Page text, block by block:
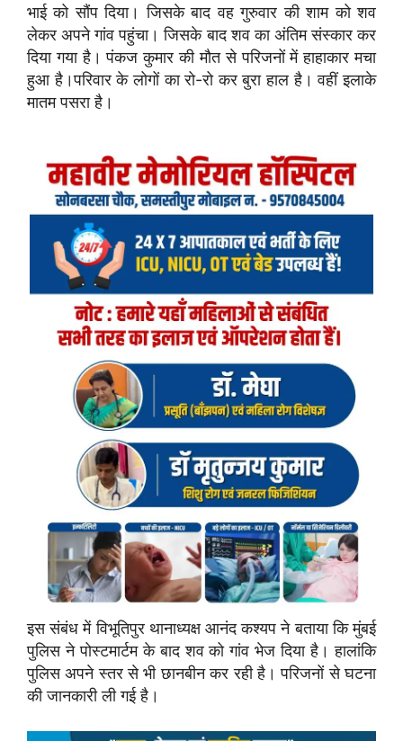
भाई को सौंप दिया। जिसके बाद वह गुरुवार की शाम को शव
लेकर अपने गांव पहुंचा। जिसके बाद शव का अंतिम संस्कार कर
दिया गया है। पंकज कुमार की मौत से परिजनों में हाहाकार मचा
हुआ है।परिवार के लोगों का रो-रो कर बुरा हाल है। वहीं इलाके
मातम पसरा है।
इस संबंध में विभूतिपुर थानाध्यक्ष आनंद कश्यप ने बताया कि मुंबई
पुलिस ने पोस्टमार्टम के बाद शव को गांव भेज दिया है। हालांकि
पुलिस अपने स्तर से भी छानबीन कर रही है। परिजनों से घटना
की जानकारी ली गई है।